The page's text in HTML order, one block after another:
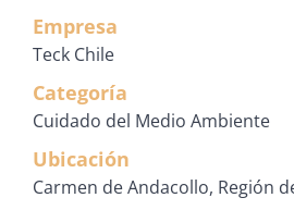
Empresa
Teck Chile
Categoría
Cuidado del Medio Ambiente
Ubicación
Carmen de Andacollo, Región